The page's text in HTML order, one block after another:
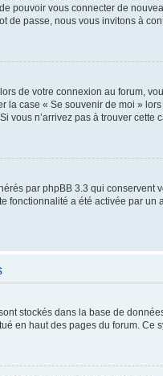
pouvoir vous connecter de
de passe, nous vous invitons à
de votre connexion au forum,
la case « Se souvenir de moi »
vous n’arrivez pas à trouver
par phpBB 3.3 qui
fonctionnalité a été activée par
stockés dans la base de
en haut des pages du forum.